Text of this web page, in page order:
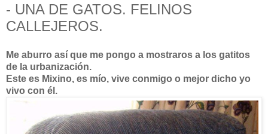
- UNA DE GATOS. FELINOS
CALLEJEROS.
Me aburro así que me pongo a mostraros a los gatitos
de la urbanización.
Este es Mixino, es mío, vive conmigo o mejor dicho yo
vivo con él.